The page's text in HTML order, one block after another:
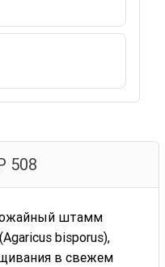
508
штамм
bisporus),
в свежем